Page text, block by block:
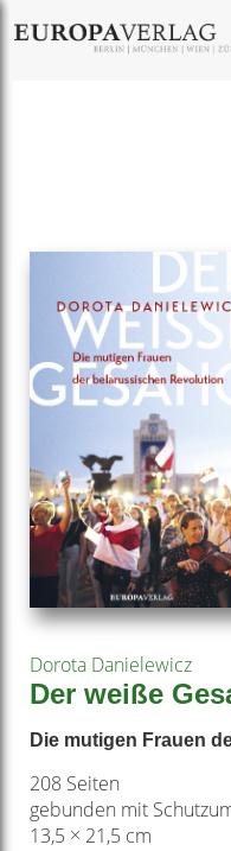
Dorota Danielewicz
Der weiße
Die mutigen Frauen
208 Seiten
gebunden mit
13,5 × 21,5 cm